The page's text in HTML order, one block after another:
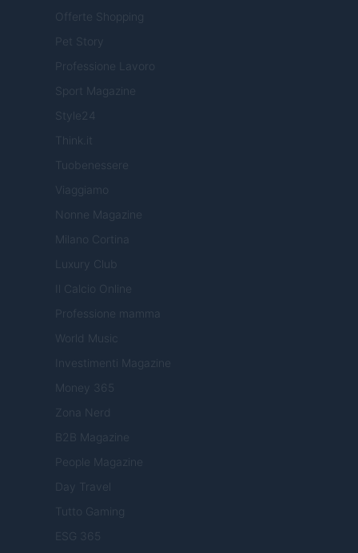
Offerte Shopping
Pet Story
Professione Lavoro
Sport Magazine
Style24
Think.it
Tuobenessere
Viaggiamo
Nonne Magazine
Milano Cortina
Luxury Club
Il Calcio Online
Professione mamma
World Music
Investimenti Magazine
Money 365
Zona Nerd
B2B Magazine
People Magazine
Day Travel
Tutto Gaming
ESG 365